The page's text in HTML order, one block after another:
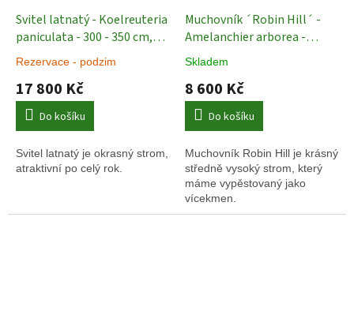
Svitel latnatý - Koelreuteria
paniculata - 300 - 350 cm,
vícekmen Exkluziv
vzrostlé stromy
Rezervace - podzim
17 800 Kč
Do košíku
Svitel latnatý je okrasný strom,
atraktivní po celý rok.
Muchovník ´Robin Hill´ -
Amelanchier arborea -
vícekmen 250 - 300 cm
Skladem
8 600 Kč
Do košíku
Muchovník Robin Hill je krásný
středně vysoký strom, který
máme vypěstovaný jako
vícekmen.